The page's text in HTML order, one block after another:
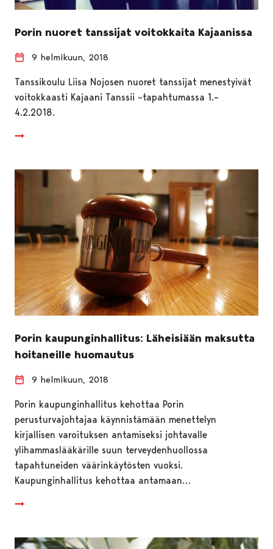
Porin nuoret tanssijat voitokkaita Kajaanissa
9 helmikuun, 2018
Tanssikoulu Liisa Nojosen nuoret tanssijat menestyivät
voitokkaasti Kajaani Tanssii –tapahtumassa 1.–
4.2.2018.
Porin kaupunginhallitus: Läheisiään maksutta
hoitaneille huomautus
9 helmikuun, 2018
Porin kaupunginhallitus kehottaa Porin
perusturvajohtajaa käynnistämään menettelyn
kirjallisen varoituksen antamiseksi johtavalle
ylihammaslääkärille suun terveydenhuollossa
tapahtuneiden väärinkäytösten vuoksi.
Kaupunginhallitus kehottaa antamaan…